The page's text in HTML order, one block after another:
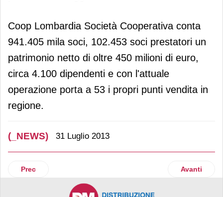
Coop Lombardia Società Cooperativa conta
941.405 mila soci, 102.453 soci prestatori un
patrimonio netto di oltre 450 milioni di euro,
circa 4.100 dipendenti e con l'attuale
operazione porta a 53 i propri punti vendita in
regione.
(_NEWS) 31 Luglio 2013
Articolo precedente: Bayernland cambia look
Prec Articolo
Avanti